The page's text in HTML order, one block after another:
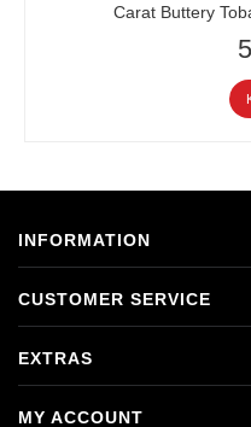
Carat Buttery
INFORMATION
CUSTOMER SERVICE
EXTRAS
MY ACCOUNT